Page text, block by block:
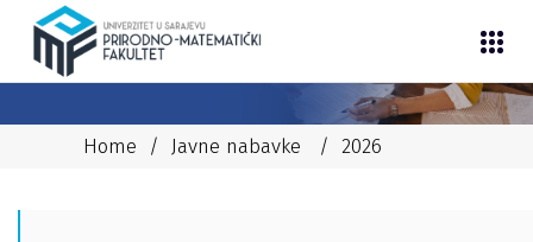
Home / Javne nabavke /2026